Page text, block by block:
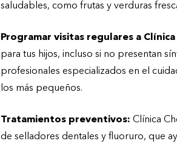
saludables, como frutas y verduras
Programar visitas regulares a Clínica
para tus hijos, incluso si no presentan
profesionales especializados en el
los más pequeños.
Tratamientos preventivos: Clínica
de selladores dentales y fluoruro, que